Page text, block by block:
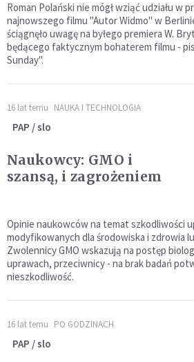
Roman Polański nie mógł wziąć udziału w
najnowszego filmu "Autor Widmo" w
ściągnęło uwagę na byłego premiera W.
będącego faktycznym bohaterem filmu -
Sunday".
16 lat temu NAUKA I TECHNOLOGIA
PAP / slo
Naukowcy: GMO i
szansą, i zagrożeniem
Opinie naukowców na temat szkodliwości
modyfikowanych dla środowiska i zdrowia
Zwolennicy GMO wskazują na postęp
uprawach, przeciwnicy - na brak badań
nieszkodliwość.
16 lat temu PO GODZINACH
PAP / slo